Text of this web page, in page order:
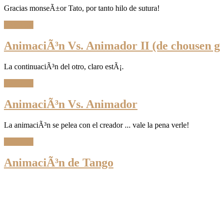
Gracias monseÃ±or Tato, por tanto hilo de sutura!
AnimaciÃ³n Vs. Animador II (de chousen
La continuaciÃ³n del otro, claro estÃ¡.
AnimaciÃ³n Vs. Animador
La animaciÃ³n se pelea con el creador ... vale la pena verle!
AnimaciÃ³n de Tango